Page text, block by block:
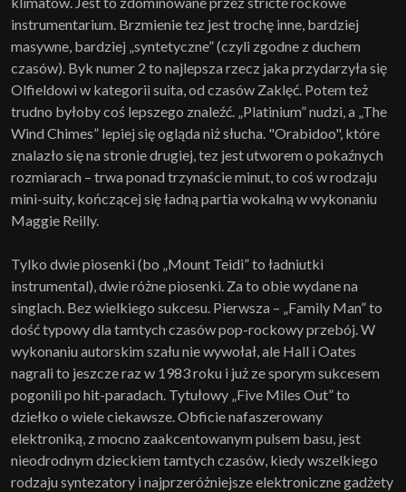
instrumentarium. Brzmienie tez jest trochę inne, bardziej
masywne, bardziej „syntetyczne” (czyli zgodne z duchem
czasów). Byk numer 2 to najlepsza rzecz jaka przydarzyła się
Olfieldowi w kategorii suita, od czasów Zaklęć. Potem też
trudno byłoby coś lepszego znaleźć. „Platinium” nudzi, a „The
Wind Chimes” lepiej się ogląda niż słucha. "Orabidoo", które
znalazło się na stronie drugiej, tez jest utworem o pokaźnych
rozmiarach – trwa ponad trzynaście minut, to coś w rodzaju
mini-suity, kończącej się ładną partia wokalną w wykonaniu
Maggie Reilly.
Tylko dwie piosenki (bo „Mount Teidi” to ładniutki
instrumental), dwie różne piosenki. Za to obie wydane na
singlach. Bez wielkiego sukcesu. Pierwsza – „Family Man” to
dość typowy dla tamtych czasów pop-rockowy przebój. W
wykonaniu autorskim szału nie wywołał, ale Hall i Oates
nagrali to jeszcze raz w 1983 roku i już ze sporym sukcesem
pogonili po hit-paradach. Tytułowy „Five Miles Out” to
dziełko o wiele ciekawsze. Obficie nafaszerowany
elektroniką, z mocno zaakcentowanym pulsem basu, jest
nieodrodnym dzieckiem tamtych czasów, kiedy wszelkiego
rodzaju syntezatory i najprzeróżniejsze elektroniczne gadżety